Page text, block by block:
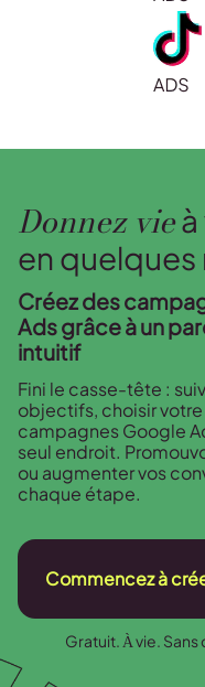
Donnez vieà
en quelques
Créez des
Ads grâce à un
intuitif
Fini le casse-tête :
objectifs, choisir
campagnes Google
seul endroit.
ou augmenter vos
chaque étape.
Commencez à
Gratuit. À vie.